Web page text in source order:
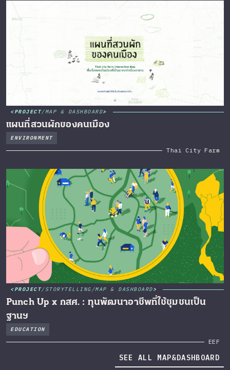
PROJECT/MAP & DASHBOARD
แผนที่สวนผักของคนเมือง
ENVIRONMENT
Thai City Farm
PROJECT/STORYTELLING/MAP & DASHBOARD
Punch Up x กสศ. : ทุนพัฒนาอาชีพที่ใช้ชุมชนเป็น
ฐานฯ
EDUCATION
EEF
SEE ALL MAP&DASHBOARD